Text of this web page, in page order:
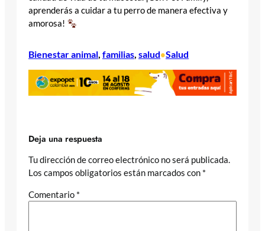
aprenderás a cuidar a tu perro de manera efectiva y
amorosa!
Bienestar animal familias salud•Salud
Deja una respuesta
Tu dirección de correo electrónico no será publicada.
Los campos obligatorios están marcados con *
Comentario *